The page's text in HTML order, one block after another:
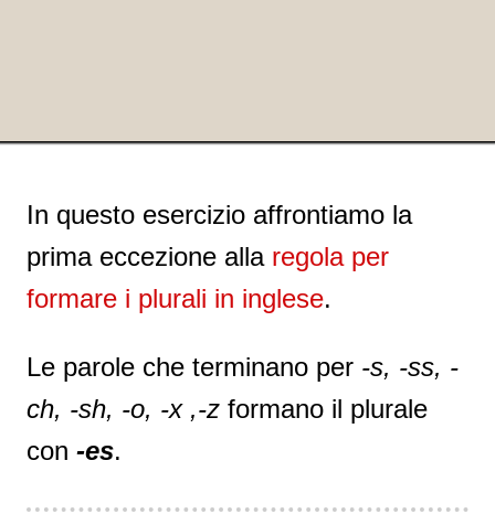
In questo esercizio affrontiamo la
prima eccezione alla regola per
formare i plurali in inglese.
Le parole che terminano per -s, -ss, -
ch, -sh, -o, -x ,-z formano il plurale
con -es.